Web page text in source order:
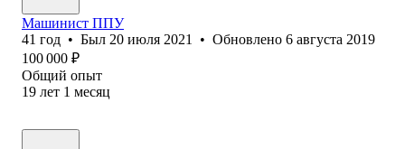
Машинист ППУ
41 год • Был 20 июля 2021 • Обновлено 6 августа 2019
100 000 ₽
Общий опыт
19 лет 1 месяц